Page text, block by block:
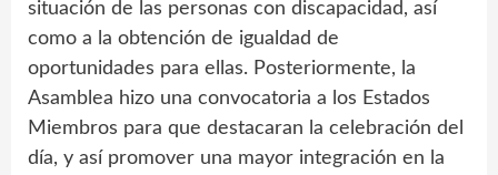
situación de las personas con discapacidad, así
como a la obtención de igualdad de
oportunidades para ellas. Posteriormente, la
Asamblea hizo una convocatoria a los Estados
Miembros para que destacaran la celebración del
día, y así promover una mayor integración en la